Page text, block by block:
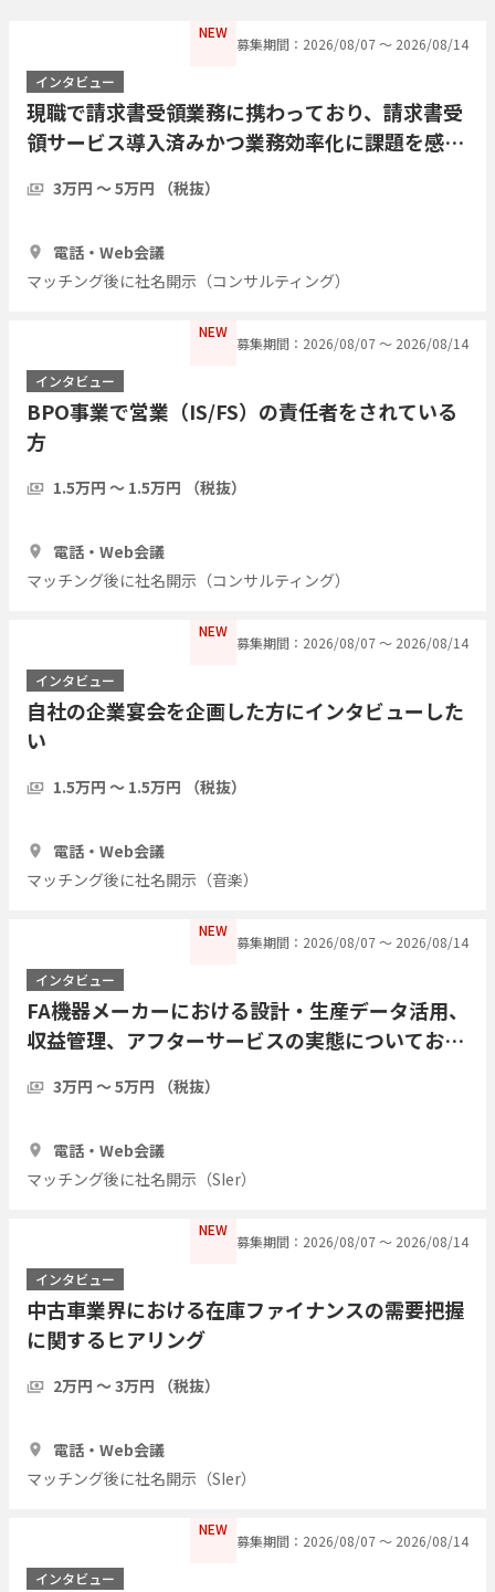
NEW
募集期間：2026/08/07 〜 2026/08/14
インタビュー
現職で請求書受領業務に携わっており、請求書受
領サービス導入済みかつ業務効率化に課題を感じ
3万円 〜 5万円 （税抜）
電話・Web会議
マッチング後に社名開示（コンサルティング）
NEW
募集期間：2026/08/07 〜 2026/08/14
インタビュー
BPO事業で営業（IS/FS）の責任者をされている
方
1.5万円 〜 1.5万円 （税抜）
電話・Web会議
マッチング後に社名開示（コンサルティング）
NEW
募集期間：2026/08/07 〜 2026/08/14
インタビュー
自社の企業宴会を企画した方にインタビューした
い
1.5万円 〜 1.5万円 （税抜）
電話・Web会議
マッチング後に社名開示（音楽）
NEW
募集期間：2026/08/07 〜 2026/08/14
インタビュー
FA機器メーカーにおける設計・生産データ活用、
収益管理、アフターサービスの実態についてお伺
3万円 〜 5万円 （税抜）
電話・Web会議
マッチング後に社名開示（SIer）
NEW
募集期間：2026/08/07 〜 2026/08/14
インタビュー
中古車業界における在庫ファイナンスの需要把握
に関するヒアリング
2万円 〜 3万円 （税抜）
電話・Web会議
マッチング後に社名開示（SIer）
NEW
募集期間：2026/08/07 〜 2026/08/14
インタビュー